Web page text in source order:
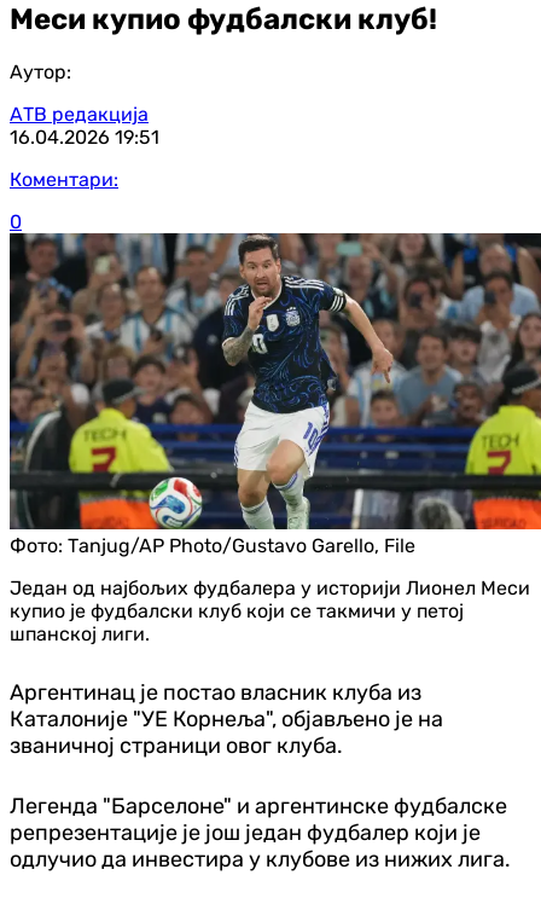
Меси купио фудбалски клуб!
Аутор:
АТВ редакција
16.04.2026 19:51
Коментари:
0
Фото: Таnjug/AP Photo/Gustavo Garello, File
Један од најбољих фудбалера у историји Лионел Меси
купио је фудбалски клуб који се такмичи у петој
шпанској лиги.
Аргентинац је постао власник клуба из
Каталоније "УЕ Корнеља", објављено је на
званичној страници овог клуба.
Легенда "Барселоне" и аргентинске фудбалске
репрезентације је још један фудбалер који је
одлучио да инвестира у клубове из нижих лига.